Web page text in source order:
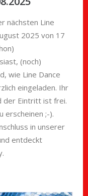
nächsten Line
2025 von 17
(noch)
wie Line Dance
eingeladen. Ihr
der Eintritt ist frei.
erscheinen ;-).
in unserer
entdeckt